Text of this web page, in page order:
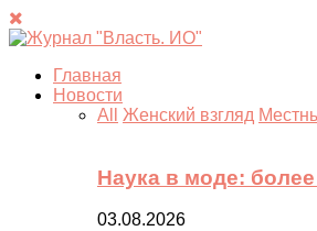
Главная
Новости
All
Женский взгляд
Наука в моде:
03.08.2026